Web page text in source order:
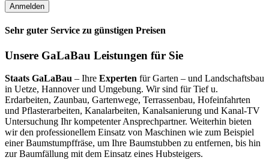
Anmelden
Sehr guter Service zu günstigen Preisen
Unsere GaLaBau Leistungen für Sie
Staats GaLaBau – Ihre Experten für Garten – und Landschaftsbau
in Uetze, Hannover und Umgebung. Wir sind für Tief u.
Erdarbeiten, Zaunbau, Gartenwege, Terrassenbau, Hofeinfahrten
und Pflasterarbeiten, Kanalarbeiten, Kanalsanierung und Kanal-TV
Untersuchung Ihr kompetenter Ansprechpartner. Weiterhin bieten
wir den professionellem Einsatz von Maschinen wie zum Beispiel
einer Baumstumpffräse, um Ihre Baumstubben zu entfernen, bis hin
zur Baumfällung mit dem Einsatz eines Hubsteigers.